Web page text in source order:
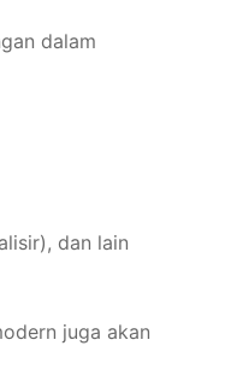
dalam
dan lain
juga akan